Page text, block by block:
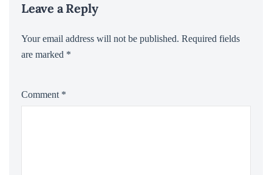
Leave a Reply
Your email address will not be published. Required fields
are marked *
Comment *